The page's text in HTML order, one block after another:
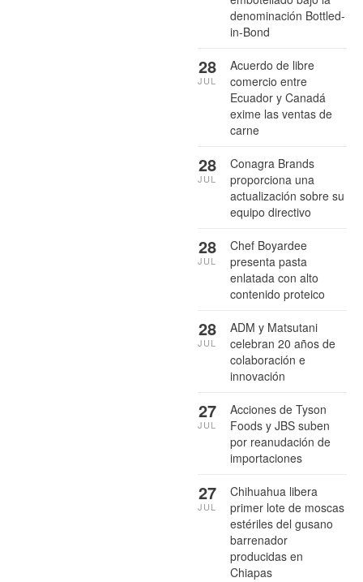
denominación Bottled-
in-Bond
Acuerdo de libre
comercio entre
Ecuador y Canadá
exime las ventas de
carne
28
JUL
Conagra Brands
proporciona una
actualización sobre su
equipo directivo
28
JUL
Chef Boyardee
presenta pasta
enlatada con alto
contenido proteico
28
JUL
ADM y Matsutani
celebran 20 años de
colaboración e
innovación
28
JUL
Acciones de Tyson
Foods y JBS suben
por reanudación de
importaciones
27
JUL
Chihuahua libera
primer lote de moscas
estériles del gusano
barrenador
producidas en
Chiapas
27
JUL